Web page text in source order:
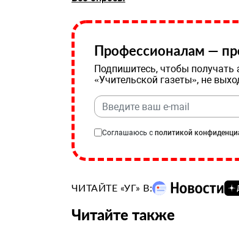
Профессионалам —
Подпишитесь, чтобы получать
«Учительской газеты», не
Соглашаюсь с политикой
ЧИТАЙТЕ «УГ» В:
Читайте также